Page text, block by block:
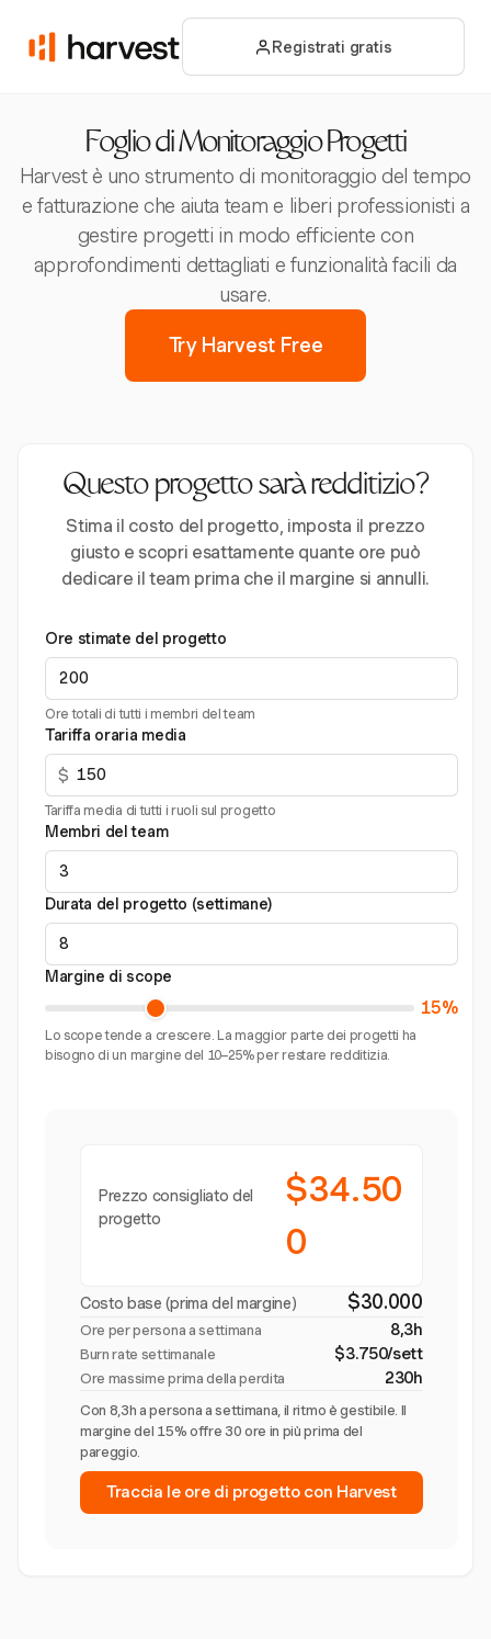
Registrati gratis
Foglio di Monitoraggio Progetti
Harvest è uno strumento di monitoraggio del tempo
e fatturazione che aiuta team e liberi professionisti a
gestire progetti in modo efficiente con
approfondimenti dettagliati e funzionalità facili da
usare.
Try Harvest Free
Questo progetto sarà redditizio?
Stima il costo del progetto, imposta il prezzo
giusto e scopri esattamente quante ore può
dedicare il team prima che il margine si annulli.
Ore stimate del progetto
Ore totali di tutti i membri del team
Tariffa oraria media
$
Tariffa media di tutti i ruoli sul progetto
Membri del team
Durata del progetto (settimane)
Margine di scope
15%
Lo scope tende a crescere. La maggior parte dei progetti ha
bisogno di un margine del 10–25% per restare redditizia.
Prezzo consigliato del
progetto
$34.50
0
Costo base (prima del margine) $30.000
Ore per persona a settimana 8,3h
Burn rate settimanale $3.750/sett
Ore massime prima della perdita 230h
Con 8,3h a persona a settimana, il ritmo è gestibile. Il
margine del 15% offre 30 ore in più prima del
pareggio.
Traccia le ore di progetto con Harvest